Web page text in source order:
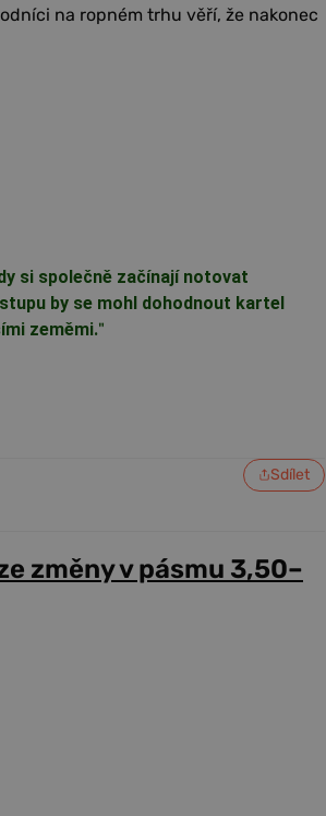
na ropném trhu věří, že nakonec
si společně začínají notovat
by se mohl dohodnout kartel
zeměmi."
Sdílet
změny v pásmu 3,50–